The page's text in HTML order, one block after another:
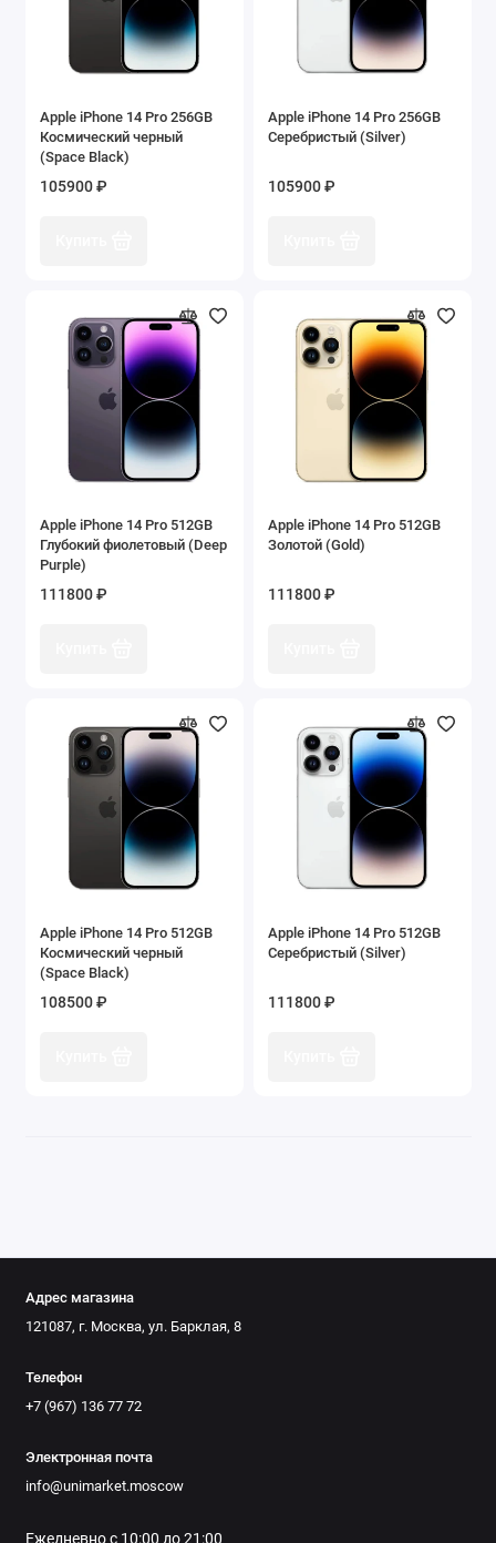
Apple iPhone 14 Pro 256GB
Космический черный
(Space Black)
105900 ₽
Apple iPhone 14 Pro 256GB
Серебристый (Silver)
105900 ₽
Apple iPhone 14 Pro 512GB
Глубокий фиолетовый (Deep
Purple)
111800 ₽
Apple iPhone 14 Pro 512GB
Золотой (Gold)
111800 ₽
Apple iPhone 14 Pro 512GB
Космический черный
(Space Black)
108500 ₽
Apple iPhone 14 Pro 512GB
Серебристый (Silver)
111800 ₽
Адрес магазина
121087, г. Москва, ул. Барклая, 8
Телефон
+7 (967) 136 77 72
Электронная почта
info@unimarket.moscow